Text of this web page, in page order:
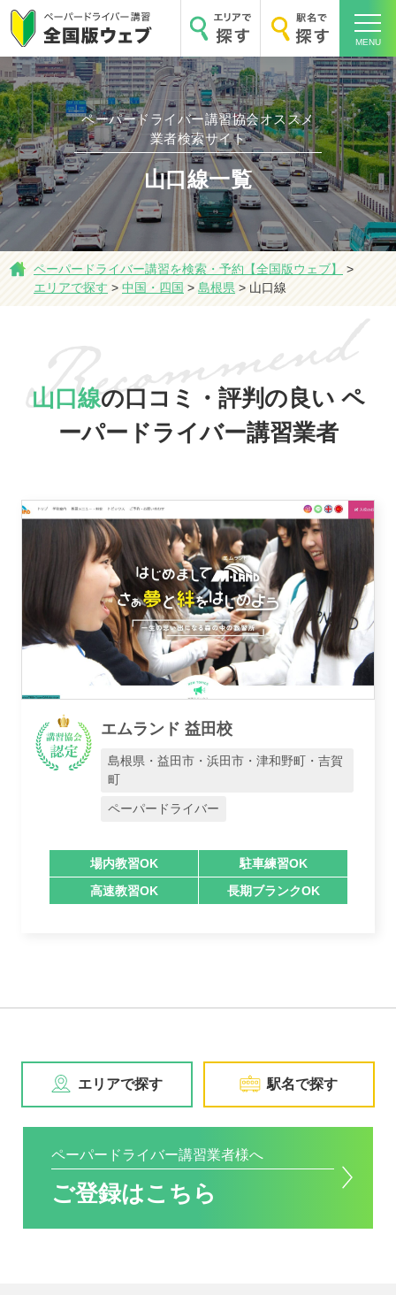
MENU
ホーム
エリアで探す
おすすめ業者
講習トピックス
運営会社
業者様登録はこちら
ペーパードライバー講習協会オススメ
業者検索サイト
山口線一覧
ペーパードライバー講習を検索・予約【全国版ウェブ】
>
エリアで探す > 中国・四国 > 島根県 > 山口線
山口線の口コミ・評判の良い ペ
ーパードライバー講習業者
エムランド 益田校
島根県・益田市・浜田市・津和野町・吉賀
町
ペーパードライバー
場内教習OK
駐車練習OK
高速教習OK
長期ブランクOK
エリアで探す 駅名で探す
ペーパードライバー講習業者様へ
ご登録はこちら